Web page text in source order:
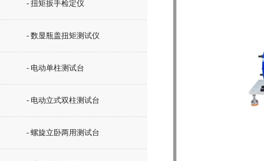
- 扭矩扳手检定仪
- 数显瓶盖扭矩测试仪
- 电动单柱测试台
- 电动立式双柱测试台
- 螺旋立卧两用测试台